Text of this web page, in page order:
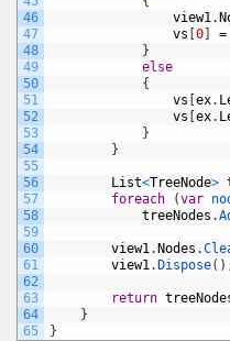
46
47
48
49
50
51
52
53
54
55
56
57
58
59
60
61
62
63
64
65
view1.
vs 0 =
}
else
{
vs ex.
vs ex.
}
}
List<TreeNode>
foreach
(var
treeNodes .
view1. Nodes .
view1. Dispose( )
return
}
}